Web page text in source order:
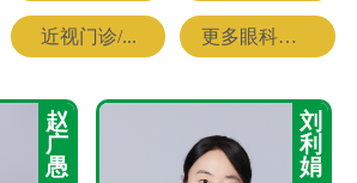
近视门诊/... 更多眼科专家
赵
广
愚
刘
利
娟